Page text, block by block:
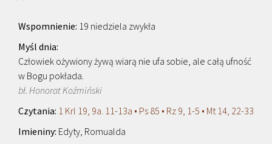
19 niedziela zwykła
Człowiek ożywiony żywą wiarą nie ufa sobie, ale całą ufność
w Bogu pokłada.
bł. Honorat Koźmiński
1 Krl 19, 9a. 11-13a • Ps 85 • Rz 9, 1-5 • Mt 14, 22-33
Edyty, Romualda